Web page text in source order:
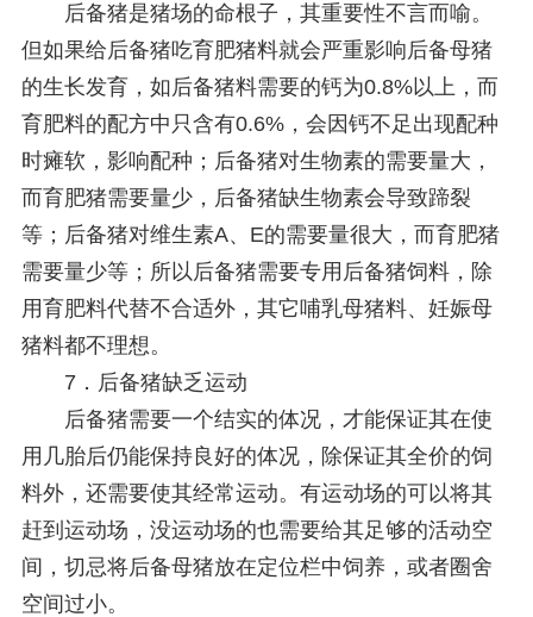
后备猪是猪场的命根子，其重要性不言而喻。
但如果给后备猪吃育肥猪料就会严重影响后备母猪
的生长发育，如后备猪料需要的钙为0.8%以上，而
育肥料的配方中只含有0.6%，会因钙不足出现配种
时瘫软，影响配种；后备猪对生物素的需要量大，
而育肥猪需要量少，后备猪缺生物素会导致蹄裂
等；后备猪对维生素A、E的需要量很大，而育肥猪
需要量少等；所以后备猪需要专用后备猪饲料，除
用育肥料代替不合适外，其它哺乳母猪料、妊娠母
猪料都不理想。
7．后备猪缺乏运动
后备猪需要一个结实的体况，才能保证其在使
用几胎后仍能保持良好的体况，除保证其全价的饲
料外，还需要使其经常运动。有运动场的可以将其
赶到运动场，没运动场的也需要给其足够的活动空
间，切忌将后备母猪放在定位栏中饲养，或者圈舍
空间过小。